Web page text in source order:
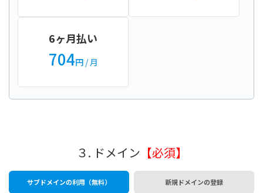
6ヶ月払い
704円/ 月
３. ドメイン 【必須】
サブドメインの利用（無料） 新規ドメインの登録